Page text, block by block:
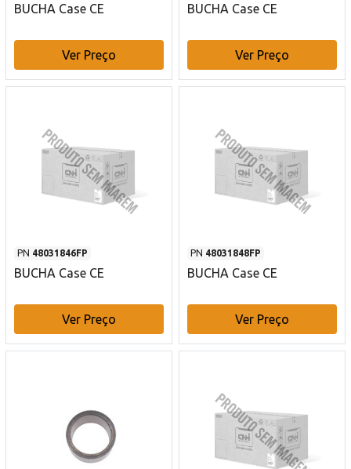
BUCHA Case CE
Ver Preço
BUCHA Case CE
Ver Preço
PN 48031846FP
BUCHA Case CE
Ver Preço
PN 48031848FP
BUCHA Case CE
Ver Preço